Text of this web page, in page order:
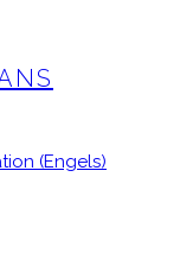
(Engels)